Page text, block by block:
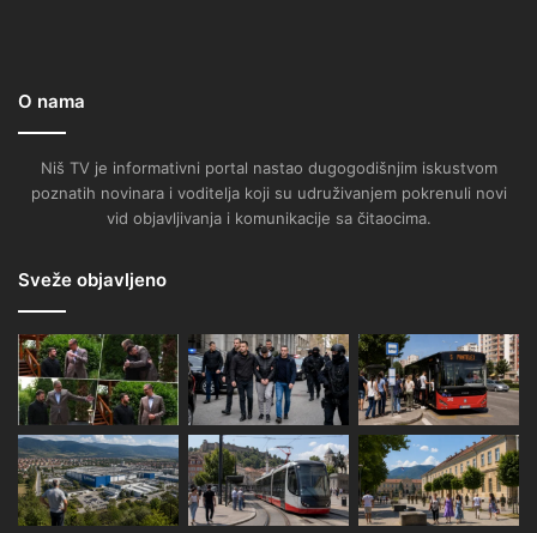
O nama
Niš TV je informativni portal nastao dugogodišnjim iskustvom
poznatih novinara i voditelja koji su udruživanjem pokrenuli novi
vid objavljivanja i komunikacije sa čitaocima.
Sveže objavljeno